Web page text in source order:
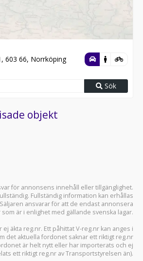
603 66, Norrköping
Sök
objekt
för annonsens innehåll eller tillgänglighet.
Fullständig information kan erhållas
ansvarar för att de endast annonsera
är i enlighet med gällande svenska lagar.
ej äkta reg.nr. Ett påhittat V-reg.nr kan anges i
det aktuella fordonet saknar ett riktigt reg.nr
är helt nytt eller har importerats och ej
ett riktigt reg.nr av Transportstyrelsen än).